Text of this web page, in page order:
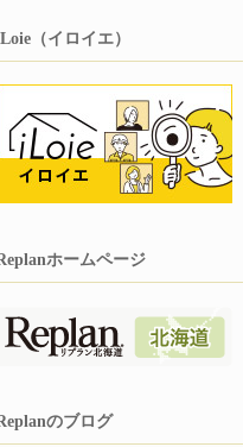
（イロイエ）
ホームページ
のブログ